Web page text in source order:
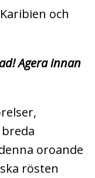
och
Agera innan
oroande
rösten